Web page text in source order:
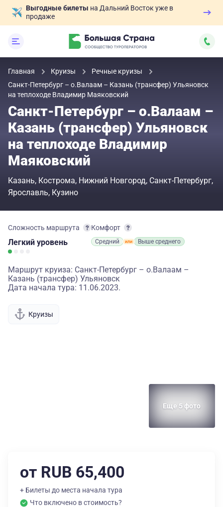
Выгодные билеты на Дальний Восток уже в
продаже
Главная Круизы
Речные круизы
Санкт-Петербург – о.Валаам – Казань (трансфер) Ульяновск
на теплоходе Владимир Маяковский
Санкт-Петербург – о.Валаам –
Казань (трансфер) Ульяновск
на теплоходе Владимир
Маяковский
Казань Кострома Нижний Новгород Санкт-Петербург
Ярославль Кузино
Сложность маршрута
Легкий уровень
Комфорт
Средний Выше среднего
Маршрут круиза: Санкт-Петербург – о.Валаам –
Казань (трансфер) Ульяновск
Дата начала тура: 11.06.2023.
Круизы
Еще 5 фото
от RUB 65,400
+ Билеты до места начала тура
Что включено в стоимость?